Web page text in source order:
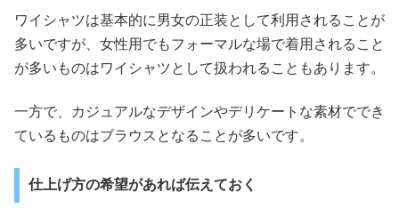
ワイシャツは基本的に男女の正装として利用されることが
多いですが、女性用でもフォーマルな場で着用されること
が多いものはワイシャツとして扱われることもあります。
一方で、カジュアルなデザインやデリケートな素材ででき
ているものはブラウスとなることが多いです。
仕上げ方の希望があれば伝えておく